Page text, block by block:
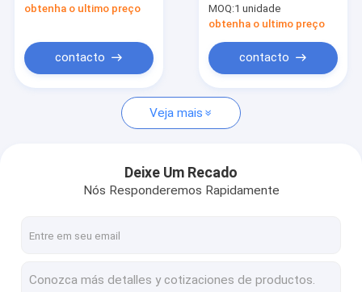
Peça umas citações
Ônibus do avental do aeroporto
Escadas automotoras do passageiro
Aeroporto Ambulift
do ônibus K B4270 da
obtenha o ultimo preço
contacto
embarque de
passageiros de voo
MOQ:1 unidade
obtenha o ultimo preço
contacto
Veja mais
Deixe Um Recado
Nós Responderemos Rapidamente